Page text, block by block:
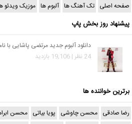
صفحه اصلی تک آهنگ ها آلبوم ها موزیک ویدئو
پیشنهاد روز بخش پاپ
دانلود آلبوم جدید مرتضی پاشایی
24 نظر | 19,106 بازدید
برترین خواننده ها
رضا صادقی محسن چاوشی پویا بیاتی محسن